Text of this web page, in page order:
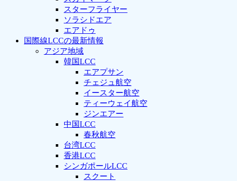
スターフライヤー
ソラシドエア
エアドゥ
国際線LCCの最新情報
アジア地域
韓国LCC
エアプサン
チェジュ航空
イースター航空
ティーウェイ航空
ジンエアー
中国LCC
春秋航空
台湾LCC
香港LCC
シンガポールLCC
スクート